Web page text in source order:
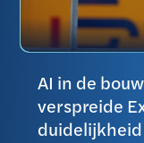
AI in de
verspreide